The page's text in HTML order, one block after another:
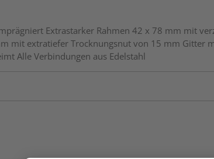
Extrastarker Rahmen 42 x 78 mm mit
mit extratiefer Trocknungsnut von 15 mm Gitter
Alle Verbindungen aus Edelstahl